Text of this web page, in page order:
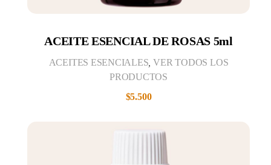
ACEITE ESENCIAL DE ROSAS 5ml
$5.500
ACEITES ESENCIALES ,VER TODOS LOS
PRODUCTOS